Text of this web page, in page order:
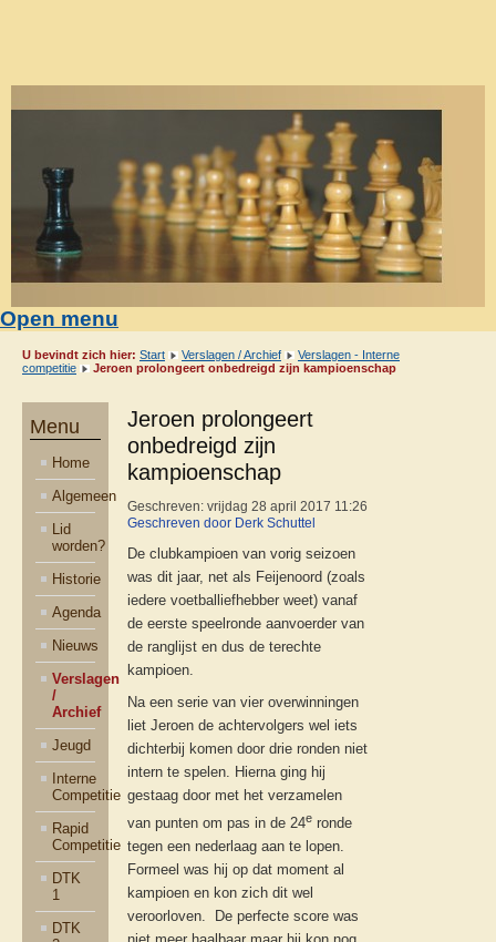
Open menu
U bevindt zich hier: Start Verslagen / Archief
Verslagen - Interne
competitie
Jeroen prolongeert onbedreigd zijn kampioenschap
Menu
Home
Algemeen
Lid
worden?
Historie
Agenda
Nieuws
Verslagen
/
Archief
Jeugd
Interne
Competitie
Rapid
Competitie
DTK
1
DTK
Jeroen prolongeert
onbedreigd zijn
kampioenschap
Geschreven: vrijdag 28 april 2017 11:26
Geschreven door Derk Schuttel
De clubkampioen van vorig seizoen
was dit jaar, net als Feijenoord (zoals
iedere voetballiefhebber weet) vanaf
de eerste speelronde aanvoerder van
de ranglijst en dus de terechte
kampioen.
Na een serie van vier overwinningen
liet Jeroen de achtervolgers wel iets
dichterbij komen door drie ronden niet
intern te spelen. Hierna ging hij
gestaag door met het verzamelen
van punten om pas in de 24eronde
tegen een nederlaag aan te lopen.
Formeel was hij op dat moment al
kampioen en kon zich dit wel
veroorloven. De perfecte score was